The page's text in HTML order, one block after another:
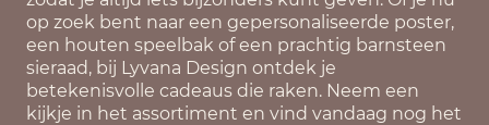
op zoek bent naar een gepersonaliseerde poster,
een houten speelbak of een prachtig barnsteen
sieraad, bij Lyvana Design ontdek je
betekenisvolle cadeaus die raken. Neem een
kijkje in het assortiment en vind vandaag nog het